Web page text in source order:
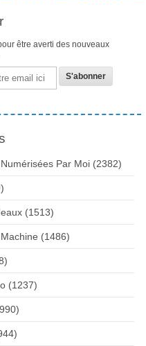
être averti des nouveaux
Par Moi (2382)
(1513)
(1486)
(1237)